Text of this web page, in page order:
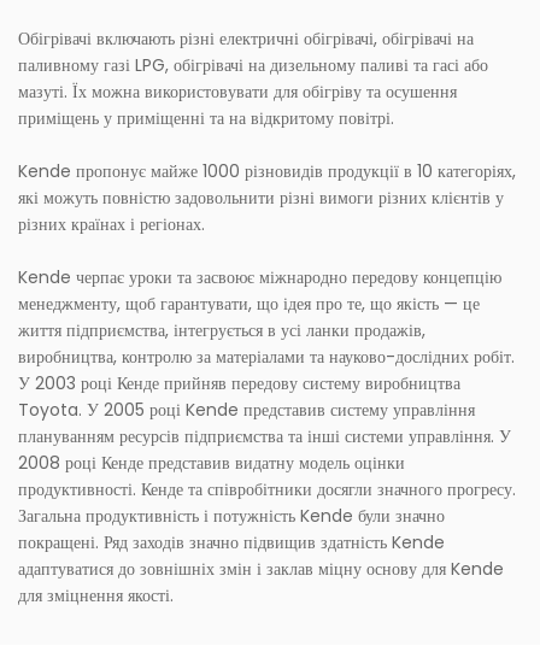
Обігрівачі включають різні електричні обігрівачі, обігрівачі на
паливному газі LPG, обігрівачі на дизельному паливі та гасі або
мазуті. Їх можна використовувати для обігріву та осушення
приміщень у приміщенні та на відкритому повітрі.
Kende пропонує майже 1000 різновидів продукції в 10 категоріях,
які можуть повністю задовольнити різні вимоги різних клієнтів у
різних країнах і регіонах.
Kende черпає уроки та засвоює міжнародно передову концепцію
менеджменту, щоб гарантувати, що ідея про те, що якість — це
життя підприємства, інтегрується в усі ланки продажів,
виробництва, контролю за матеріалами та науково-дослідних робіт.
У 2003 році Кенде прийняв передову систему виробництва
Toyota. У 2005 році Kende представив систему управління
плануванням ресурсів підприємства та інші системи управління. У
2008 році Кенде представив видатну модель оцінки
продуктивності. Кенде та співробітники досягли значного прогресу.
Загальна продуктивність і потужність Kende були значно
покращені. Ряд заходів значно підвищив здатність Kende
адаптуватися до зовнішніх змін і заклав міцну основу для Kende
для зміцнення якості.